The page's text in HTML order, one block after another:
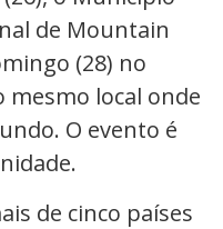
de Mountain
(28) no
mesmo local onde
O evento é
de cinco países